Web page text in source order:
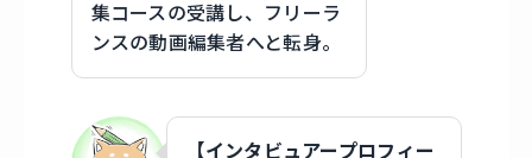
集コースの受講し、フリーラ
ンスの動画編集者へと転身。
【インタビュアープロフィー